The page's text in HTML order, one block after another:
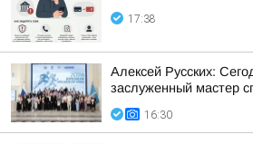
17:38
Алексей Русских:
заслуженный мастер
16:30